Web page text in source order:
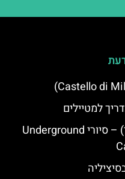
למטיילים
קטניה התחתית (אנדרגראונד) – סיורי Underground